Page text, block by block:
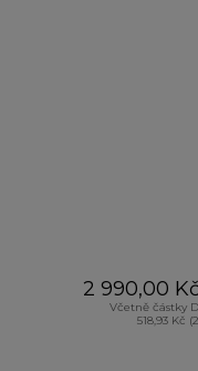
2 990,00
Včetně částky
518,93 Kč